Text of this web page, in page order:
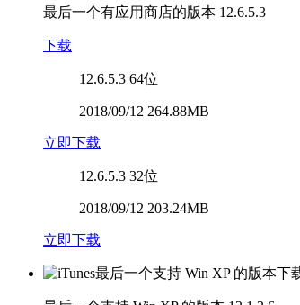
最后一个有应用商店的版本 12.6.5.3
下载
12.6.5.3 64位
2018/09/12 264.88MB
立即下载
12.6.5.3 32位
2018/09/12 203.24MB
立即下载